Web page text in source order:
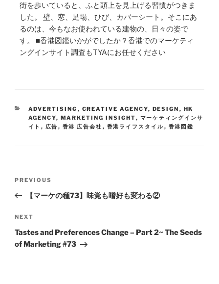
街を歩いていると、ふと頭上を見上げる習慣がつきま
した。 壁、窓、足場、ひび、カバーシート。そこにあ
るのは、今もなお使われている建物の、日々の姿で
す。 ■香港図鑑いかがでしたか？香港でのマーケティ
ングインサイト調査もTYAにお任せください
ADVERTISING , CREATIVE AGENCY, DESIGN , HK
AGENCY, MARKETING INSIGHT, マーケティングインサ
イト , 広告 , 香港 広告会社 , 香港ライフスタイル, 香港図鑑
PREVIOUS
【マーケの種73】味覚も嗜好も変わる②
NEXT
Tastes and Preferences Change – Part 2~ The Seeds
of Marketing #73